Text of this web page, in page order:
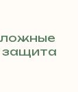
защита